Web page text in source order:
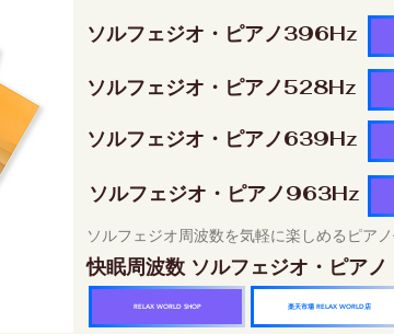
ソルフェジオ・ピアノ396Hz
ソルフェジオ・ピアノ528Hz
ソルフェジオ・ピアノ639Hz
ソルフェジオ・ピアノ963Hz
ソルフェジオ周波数を気軽に楽しめるピア
快眠周波数 ソルフェジオ・ピア
RELAX WORLD SHOP 楽天市場 RELAX WORLD店